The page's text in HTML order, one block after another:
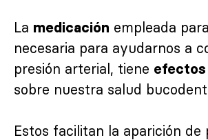
La medicación empleada
necesaria para ayudarnos a
presión arterial, tiene
sobre nuestra salud
Estos facilitan la aparición de